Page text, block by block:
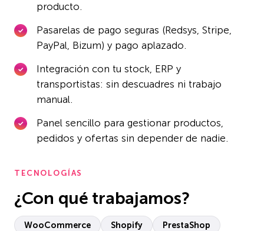
producto.
Pasarelas de pago seguras (Redsys, Stripe,
PayPal, Bizum) y pago aplazado.
Integración con tu stock, ERP y
transportistas: sin descuadres ni trabajo
manual.
Panel sencillo para gestionar productos,
pedidos y ofertas sin depender de nadie.
TECNOLOGÍAS
¿Con qué trabajamos?
WooCommerce Shopify PrestaShop